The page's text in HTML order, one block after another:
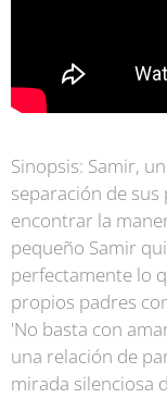
Sinopsis: Samir,
separación de
encontrar la
pequeño Samir
perfectamente lo
propios padres
'No basta con
una relación de
mirada silenciosa